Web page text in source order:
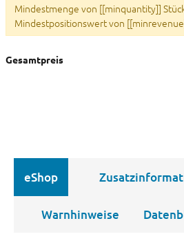
Mindestmenge von [[minquantity]]
Mindestpositionswert von
Gesamtpreis
eShop
Warnhinweise